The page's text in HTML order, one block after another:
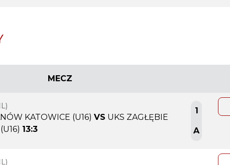
MECZ
KATOWICE (U16) VS UKS ZAGŁĘBIE
13:3
1
A